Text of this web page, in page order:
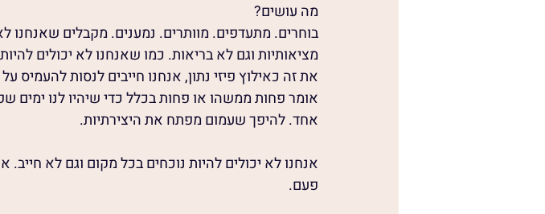
מה עושים?
בוחרים. מתעדפים. מוותרים. נמענים. מקבלים שאנחנו
מציאותיות וגם לא בריאות. כמו שאנחנו לא יכולים
את זה כאילוץ פיזי נתון, אנחנו חייבים לנסות להעמיס
אומר פחות ממשהו או פחות בכלל כדי שיהיו לנו ימים
אחד. להיפך שעמום מפתח את היצירתיות.
אנחנו לא יכולים להיות נוכחים בכל מקום וגם לא
פעם.